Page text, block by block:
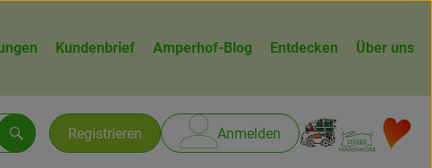
Kundenbrief Amperhof-Blog Entdecken Über uns
Registrieren Anmelden
Suchen